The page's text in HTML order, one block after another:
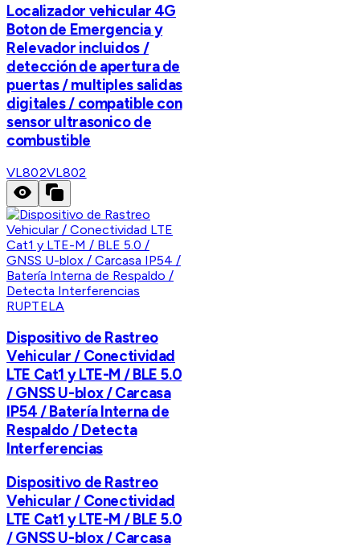
Localizador vehicular 4G
Boton de Emergencia y
Relevador incluidos /
detección de apertura de
puertas / multiples salidas
digitales / compatible con
sensor ultrasonico de
combustible
VL802VL802
RUPTELA
Dispositivo de Rastreo
Vehicular / Conectividad
LTE Cat1 y LTE-M / BLE 5.0
/ GNSS U-blox / Carcasa
IP54 / Batería Interna de
Respaldo / Detecta
Interferencias
Dispositivo de Rastreo
Vehicular / Conectividad
LTE Cat1 y LTE-M / BLE 5.0
/ GNSS U-blox / Carcasa